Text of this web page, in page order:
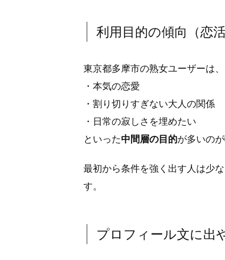
か？
1.
年
齢
層
ど
ま
利用目的の傾向（恋
東京都多摩市の熟女ユーザーは、
・本気の恋愛
・割り切りすぎない大人の関係
・日常の寂しさを埋めたい
といった中間層の目的が多いのが
最初から条件を強く出す人は少
す。
プロフィール文に出